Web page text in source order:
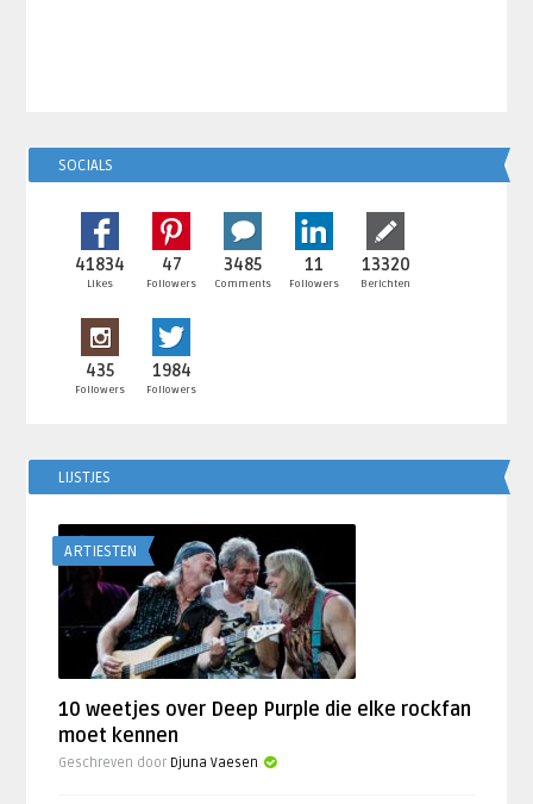
SOCIALS
41834
Likes
47
Followers
3485
Comments
11
Followers
13320
Berichten
435
Followers
1984
Followers
LIJSTJES
ARTIESTEN
10 weetjes over Deep Purple die elke rockfan
moet kennen
Geschreven door Djuna Vaesen